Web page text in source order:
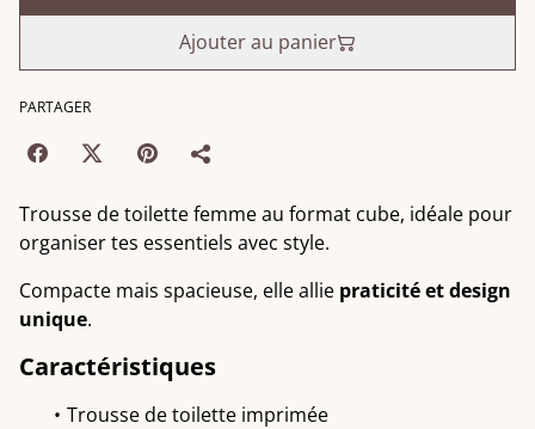
Ajouter au panier
PARTAGER
Trousse de toilette femme au format cube, idéale pour
organiser tes essentiels avec style.
Compacte mais spacieuse, elle allie praticité et design
unique.
Caractéristiques
Trousse de toilette imprimée